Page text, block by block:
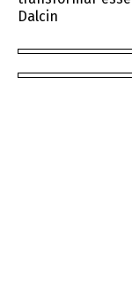
Dalcin